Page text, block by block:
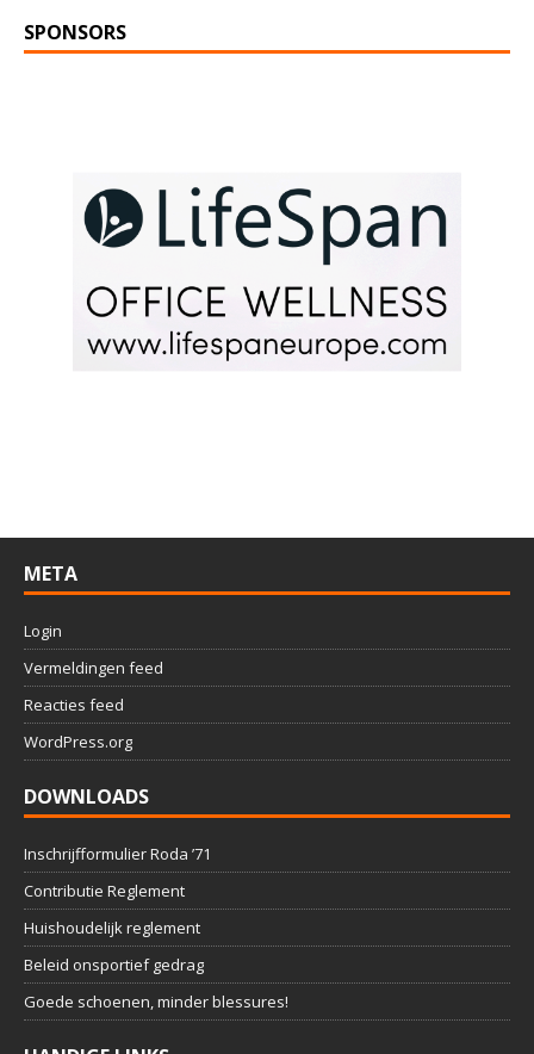
SPONSORS
META
Login
Vermeldingen feed
Reacties feed
WordPress.org
DOWNLOADS
Inschrijfformulier Roda ’71
Contributie Reglement
Huishoudelijk reglement
Beleid onsportief gedrag
Goede schoenen, minder blessures!